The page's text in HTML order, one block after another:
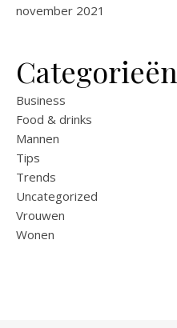
november 2021
Categorieën
Business
Food & drinks
Mannen
Tips
Trends
Uncategorized
Vrouwen
Wonen